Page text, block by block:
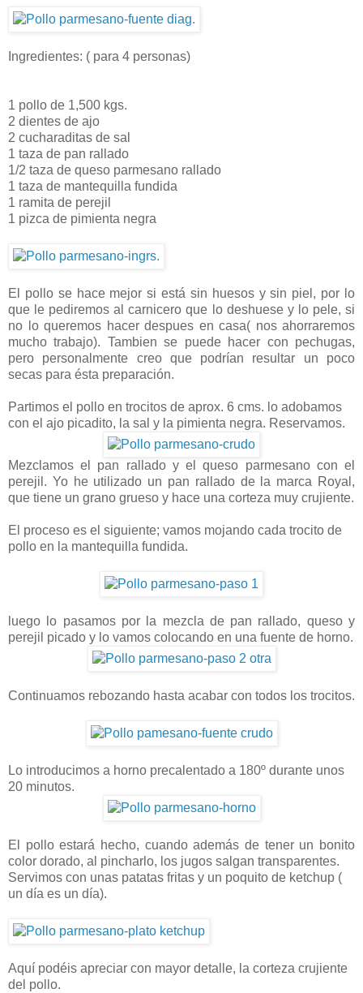
Ingredientes: ( para 4 personas)
1 pollo de 1,500 kgs.
2 dientes de ajo
2 cucharaditas de sal
1 taza de pan rallado
1/2 taza de queso parmesano rallado
1 taza de mantequilla fundida
1 ramita de perejil
1 pizca de pimienta negra
El pollo se hace mejor si está sin huesos y sin piel, por lo
que le pediremos al carnicero que lo deshuese y lo pele, si
no lo queremos hacer despues en casa( nos ahorraremos
mucho trabajo). Tambien se puede hacer con pechugas,
pero personalmente creo que podrían resultar un poco
secas para ésta preparación.
Partimos el pollo en trocitos de aprox. 6 cms. lo adobamos
con el ajo picadito, la sal y la pimienta negra. Reservamos.
Mezclamos el pan rallado y el queso parmesano con el
perejil. Yo he utilizado un pan rallado de la marca Royal,
que tiene un grano grueso y hace una corteza muy crujiente.
El proceso es el siguiente; vamos mojando cada trocito de
pollo en la mantequilla fundida.
luego lo pasamos por la mezcla de pan rallado, queso y
perejil picado y lo vamos colocando en una fuente de horno.
Continuamos rebozando hasta acabar con todos los trocitos.
Lo introducimos a horno precalentado a 180º durante unos
20 minutos.
El pollo estará hecho, cuando además de tener un bonito
color dorado, al pincharlo, los jugos salgan transparentes.
Servimos con unas patatas fritas y un poquito de ketchup (
un día es un día).
Aquí podéis apreciar con mayor detalle, la corteza crujiente
del pollo.